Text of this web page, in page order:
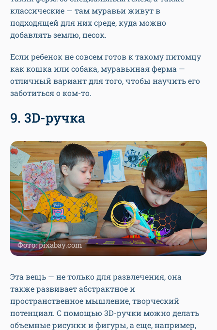
классические — там муравьи живут в
подходящей для них среде, куда можно
добавлять землю, песок.
Если ребенок не совсем готов к такому питомцу
как кошка или собака, муравьиная ферма —
отличный вариант для того, чтобы научить его
заботиться о ком-то.
9. 3D-ручка
Фото: pixabay.com
Эта вещь — не только для развлечения, она
также развивает абстрактное и
пространственное мышление, творческий
потенциал. С помощью 3D-ручки можно делать
объемные рисунки и фигуры, а еще, например,